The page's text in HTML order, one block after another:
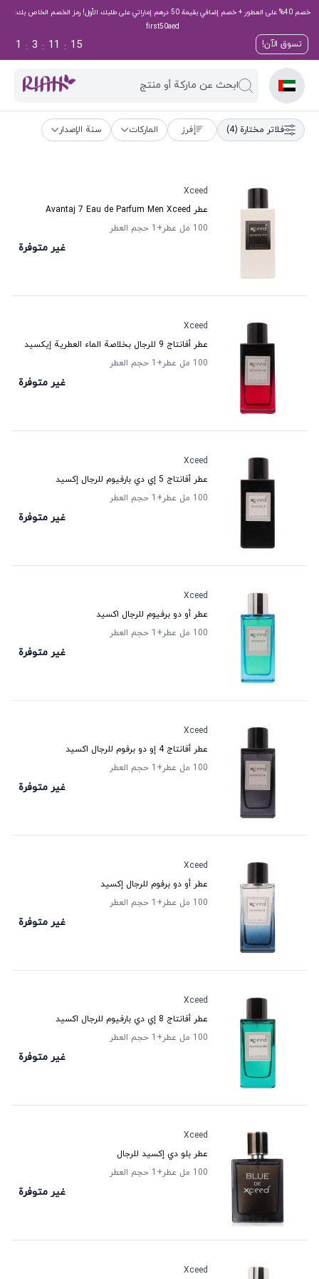
خصم 40% على العطور + خصم إضافي بقيمة 50 درهم إماراتي على طلبك الأول! رمز الخصم الخاص بك:
first50aed
تسوق الآن! 14
:
11
:
3
:
1
ابحث عن ماركة أو منتج
فلاتر مختارة (4) فرز الماركات سنة الإصدار
Xceed
عطر Avantaj 7 Eau de Parfum Men Xceed
100 مل عطر
+1 حجم العطر
غير متوفرة
Xceed
عطر أفانتاج 9 للرجال بخلاصة الماء العطرية إيكسيد
100 مل عطر
+1 حجم العطر
غير متوفرة
Xceed
عطر أفانتاج 5 إي دي بارفيوم للرجال إكسيد
100 مل عطر
+1 حجم العطر
غير متوفرة
Xceed
عطر أو دو برفيوم للرجال اكسيد
100 مل عطر
+1 حجم العطر
غير متوفرة
Xceed
عطر أفانتاج 4 إو دو برفوم للرجال اكسيد
100 مل عطر
+1 حجم العطر
غير متوفرة
Xceed
عطر أو دو برفوم للرجال إكسيد
100 مل عطر
+1 حجم العطر
غير متوفرة
Xceed
عطر أفانتاج 8 إي دي بارفيوم للرجال اكسيد
100 مل عطر
+1 حجم العطر
غير متوفرة
Xceed
عطر بلو دي إكسيد للرجال
100 مل عطر
+1 حجم العطر
غير متوفرة
Xceed